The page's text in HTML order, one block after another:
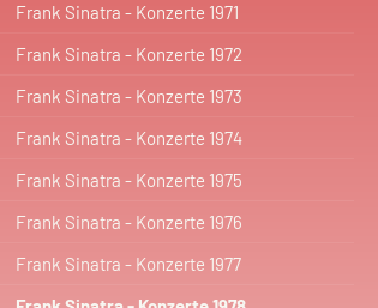
Frank Sinatra - Konzerte 1971
Frank Sinatra - Konzerte 1972
Frank Sinatra - Konzerte 1973
Frank Sinatra - Konzerte 1974
Frank Sinatra - Konzerte 1975
Frank Sinatra - Konzerte 1976
Frank Sinatra - Konzerte 1977